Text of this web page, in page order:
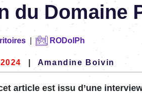
du Domaine
RODolPh
Amandine Boivin
article est issu d’une